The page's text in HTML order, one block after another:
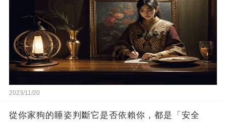
2023/11/20
從你家狗的睡姿判斷它是否依賴你，都是「安全